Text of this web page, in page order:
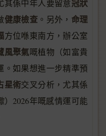
其係中年人要留意冠狀
健康檢查 。另外， 命理
方位喺東南方，辦公室
風聚氣嘅植物（如富貴
。如果想進一步精準預
星術交叉分析，尤其係
2026年嘅感情運可能